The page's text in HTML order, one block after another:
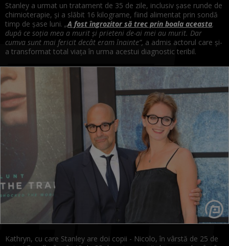
Stanley a urmat un tratament de 35 de zile, inclusiv șase runde de
chimioterapie, și a slăbit 16 kilograme, fiind alimentat prin sondă
timp de șase luni. „A fost îngrozitor să trec prin boala aceasta,
după ce soția mea a murit și prieteni de-ai mei au murit. Dar
cumva sunt mai fericit decât eram înainte”, a admis actorul care și-
a transformat total viața în urma acestui diagnostic teribil.
Kathryn, cu care Stanley are doi copii - Nicolo, în vârstă de 25 de